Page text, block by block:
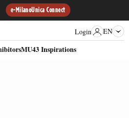
e-MilanoUnica Connect
MU43 Inspirations
Login EN